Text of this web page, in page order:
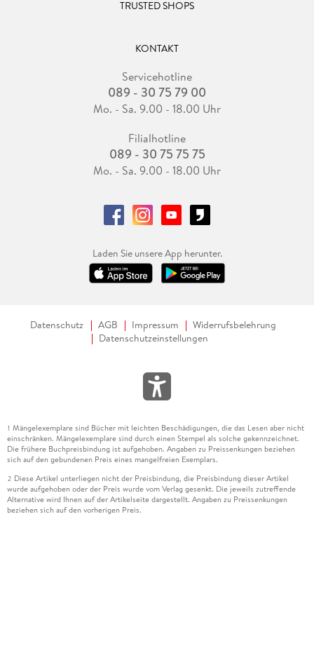
TRUSTED SHOPS
KONTAKT
Servicehotline
089 - 30 75 79 00
Mo. - Sa. 9.00 - 18.00 Uhr
Filialhotline
089 - 30 75 75 75
Mo. - Sa. 9.00 - 18.00 Uhr
Laden Sie unsere App herunter.
Datenschutz AGB Impressum
Widerrufsbelehrung
Datenschutzeinstellungen
1 Mängelexemplare sind Bücher mit leichten Beschädigungen, die das Lesen aber nicht
einschränken. Mängelexemplare sind durch einen Stempel als solche gekennzeichnet.
Die frühere Buchpreisbindung ist aufgehoben. Angaben zu Preissenkungen beziehen
sich auf den gebundenen Preis eines mangelfreien Exemplars.
2 Diese Artikel unterliegen nicht der Preisbindung, die Preisbindung dieser Artikel
wurde aufgehoben oder der Preis wurde vom Verlag gesenkt. Die jeweils zutreffende
Alternative wird Ihnen auf der Artikelseite dargestellt. Angaben zu Preissenkungen
beziehen sich auf den vorherigen Preis.